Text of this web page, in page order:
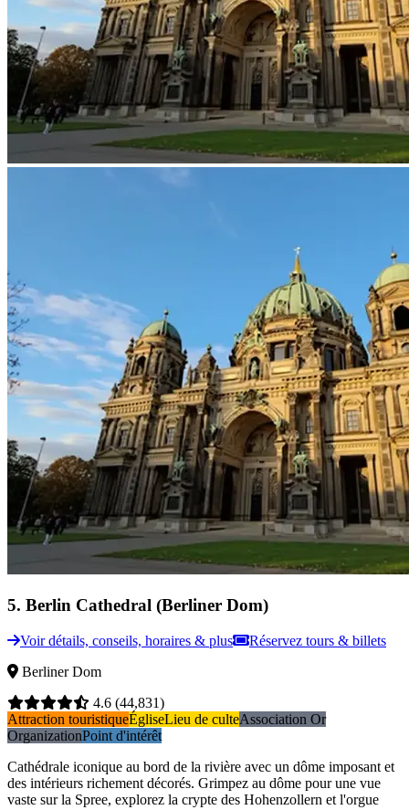
5. Berlin Cathedral (Berliner Dom)
Voir détails, conseils, horaires & plus
Réservez tours & billets
Berliner Dom
4.6 (44,831)
Attraction touristiqueÉgliseLieu de culteAssociation Or
OrganizationPoint d'intérêt
Cathédrale iconique au bord de la rivière avec un dôme imposant et
des intérieurs richement décorés. Grimpez au dôme pour une vue
vaste sur la Spree, explorez la crypte des Hohenzollern et l'orgue